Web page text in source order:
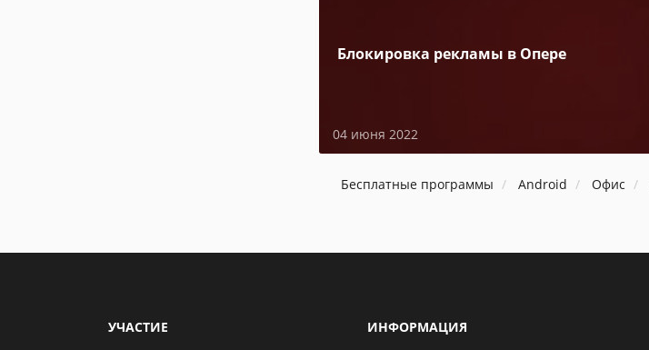
Блокировка рекламы в Опере
04 июня 2022
Бесплатные программы Android Офис
УЧАСТИЕ ИНФОРМАЦИЯ